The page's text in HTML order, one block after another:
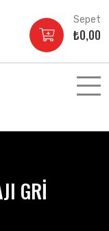
Sepet
₺0,00
GRİ